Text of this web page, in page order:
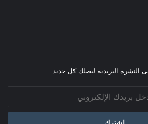
النشرة البريدية ليصلك كل جديد